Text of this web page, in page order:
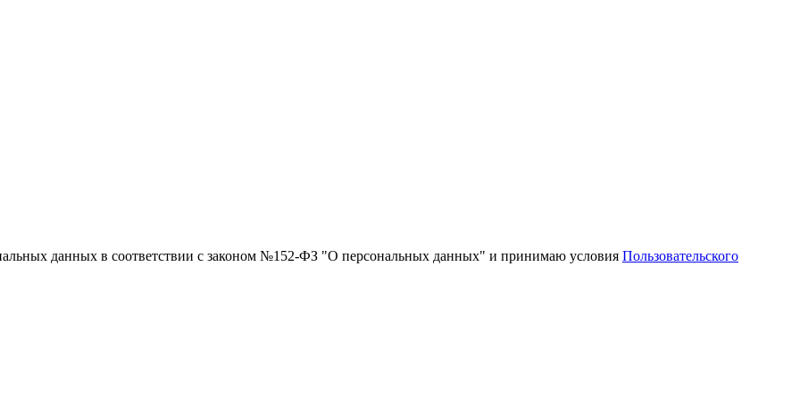
данных в соответствии с законом №152-ФЗ "О персональных данных" и принимаю условия Пользовательского